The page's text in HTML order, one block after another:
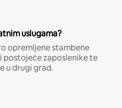
uslugama?
opremljene stambene
postojeće zaposlenike te
u drugi grad.